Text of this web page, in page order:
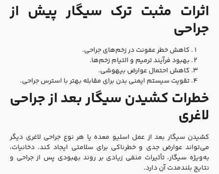
اثرات مثبت ترک سیگار پیش از
جراحی
کاهش خطر عفونت در زخم‌های جراحی.
بهبود فرآیند ترمیم و التیام زخم‌ها.
کاهش احتمال عوارض بیهوشی.
تقویت سیستم ایمنی بدن برای مقابله بهتر با استرس جراحی.
خطرات کشیدن سیگار بعد از جراحی
لاغری
کشیدن سیگار بعد از عمل اسلیو معده یا هر نوع جراحی لاغری دیگر
می‌تواند عوارض جدی و خطرناکی برای سلامتی ایجاد کند. دخانیات،
به‌ویژه سیگار، تأثیرات منفی زیادی بر روند بهبودی پس از جراحی و
نتایج بلندمدت آن دارد.